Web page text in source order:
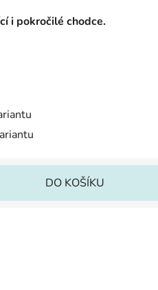
i pokročilé chodce.
DO KOŠÍKU